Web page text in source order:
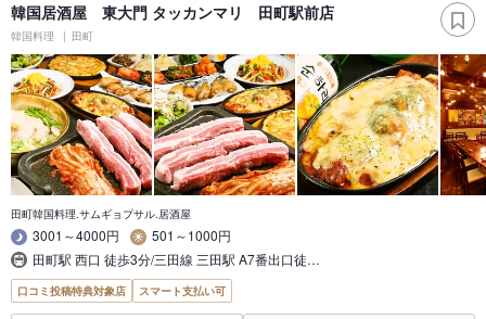
韓国居酒屋 東大門 タッカンマリ 田町駅前店
韓国料理 田町
田町韓国料理.サムギョプサル.居酒屋
3001～4000円
501～1000円
田町駅 西口 徒歩3分/三田線 三田駅 A7番出口徒…
口コミ投稿特典対象店 スマート支払い可